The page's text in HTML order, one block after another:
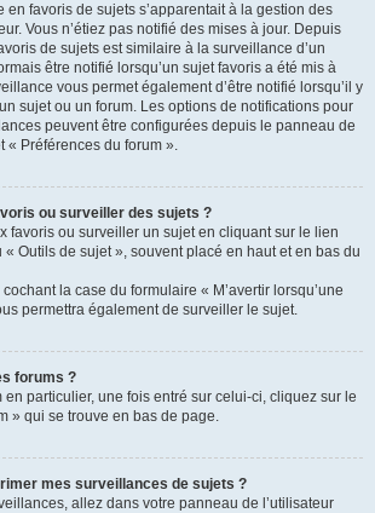
en favoris de sujets s’apparentait à la gestion des
Vous n’étiez pas notifié des mises à jour. Depuis
de sujets est similaire à la surveillance d’un
être notifié lorsqu’un sujet favoris a été mis à
vous permet également d’être notifié lorsqu’il y
sujet ou un forum. Les options de notifications pour
peuvent être configurées depuis le panneau de
« Préférences du forum ».
ou surveiller des sujets ?
favoris ou surveiller un sujet en cliquant sur le lien
Outils de sujet », souvent placé en haut et en bas du
la case du formulaire « M’avertir lorsqu’une
permettra également de surveiller le sujet.
forums ?
en particulier, une fois entré sur celui-ci, cliquez sur le
» qui se trouve en bas de page.
mes surveillances de sujets ?
allez dans votre panneau de l’utilisateur